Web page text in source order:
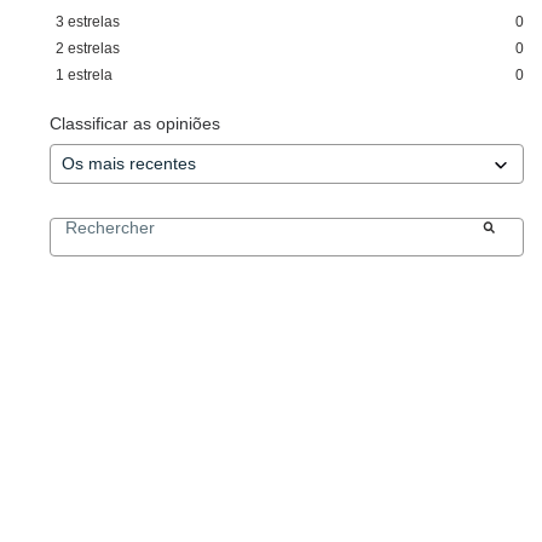
3 estrelas
0
2 estrelas
0
1 estrela 0
Classificar as opiniões